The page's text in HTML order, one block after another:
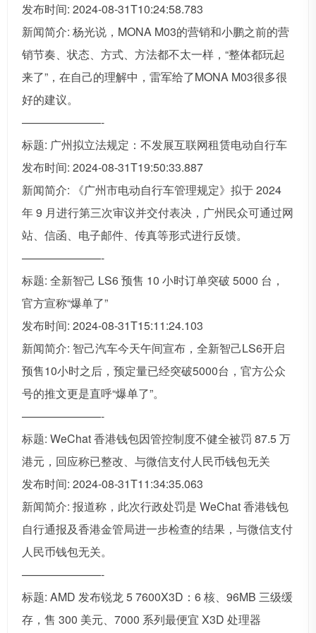
发布时间: 2024-08-31T10:24:58.783
新闻简介: 杨光说，MONA M03的营销和小鹏之前的营
销节奏、状态、方式、方法都不太一样，“整体都玩起
来了”，在自己的理解中，雷军给了MONA M03很多很
好的建议。
———————-
标题: 广州拟立法规定：不发展互联网租赁电动自行车
发布时间: 2024-08-31T19:50:33.887
新闻简介: 《广州市电动自行车管理规定》拟于 2024
年 9 月进行第三次审议并交付表决，广州民众可通过网
站、信函、电子邮件、传真等形式进行反馈。
———————-
标题: 全新智己 LS6 预售 10 小时订单突破 5000 台，
官方宣称“爆单了”
发布时间: 2024-08-31T15:11:24.103
新闻简介: 智己汽车今天午间宣布，全新智己LS6开启
预售10小时之后，预定量已经突破5000台，官方公众
号的推文更是直呼“爆单了”。
———————-
标题: WeChat 香港钱包因管控制度不健全被罚 87.5 万
港元，回应称已整改、与微信支付人民币钱包无关
发布时间: 2024-08-31T11:34:35.063
新闻简介: 报道称，此次行政处罚是 WeChat 香港钱包
自行通报及香港金管局进一步检查的结果，与微信支付
人民币钱包无关。
———————-
标题: AMD 发布锐龙 5 7600X3D：6 核、96MB 三级缓
存，售 300 美元、7000 系列最便宜 X3D 处理器